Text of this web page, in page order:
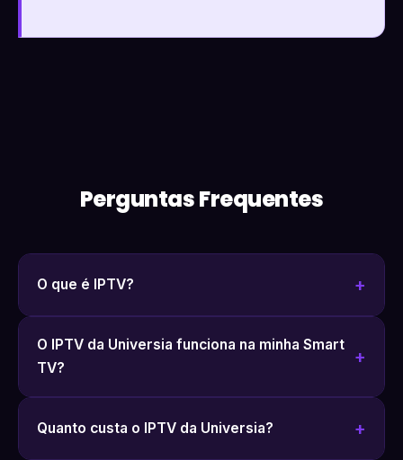
Perguntas Frequentes
O que é IPTV?
O IPTV da Universia funciona na minha Smart
TV?
Quanto custa o IPTV da Universia?